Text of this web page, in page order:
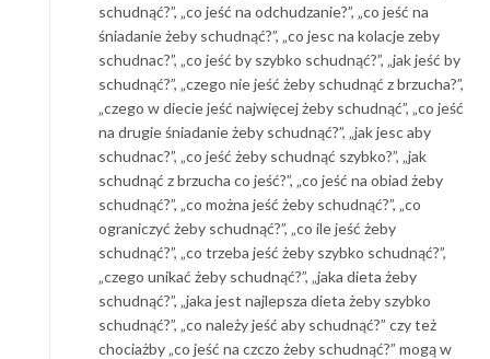
schudnąć?”, „co jeść na odchudzanie?”, „co jeść na
śniadanie żeby schudnąć?”, „co jesc na kolacje zeby
schudnac?”, „co jeść by szybko schudnąć?”, „jak jeść by
schudnąć?”, „czego nie jeść żeby schudnąć z brzucha?”,
„czego w diecie jeść najwięcej żeby schudnąć”, „co jeść
na drugie śniadanie żeby schudnąć?”, „jak jesc aby
schudnac?”, „co jeść żeby schudnąć szybko?”, „jak
schudnąć z brzucha co jeść?”, „co jeść na obiad żeby
schudnąć?”, „co można jeść żeby schudnąć?”, „co
ograniczyć żeby schudnąć?”, „co ile jeść żeby
schudnąć?”, „co trzeba jeść żeby szybko schudnąć?”,
„czego unikać żeby schudnąć?”, „jaka dieta żeby
schudnąć?”, „jaka jest najlepsza dieta żeby szybko
schudnąć?”, „co należy jeść aby schudnąć?” czy też
chociażby „co jeść na czczo żeby schudnąć?” mogą w